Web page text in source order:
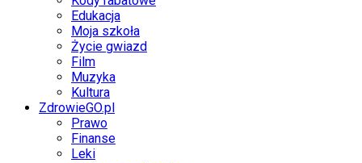
Edukacja
Moja szkoła
Życie gwiazd
Film
Muzyka
Kultura
ZdrowieGO.pl
Prawo
Finanse
Leki